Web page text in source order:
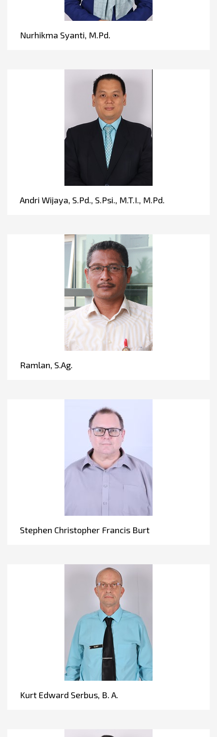
Nurhikma Syanti, M.Pd.
Andri Wijaya, S.Pd., S.Psi., M.T.I., M.Pd.
Ramlan, S.Ag.
Stephen Christopher Francis Burt
Kurt Edward Serbus, B. A.